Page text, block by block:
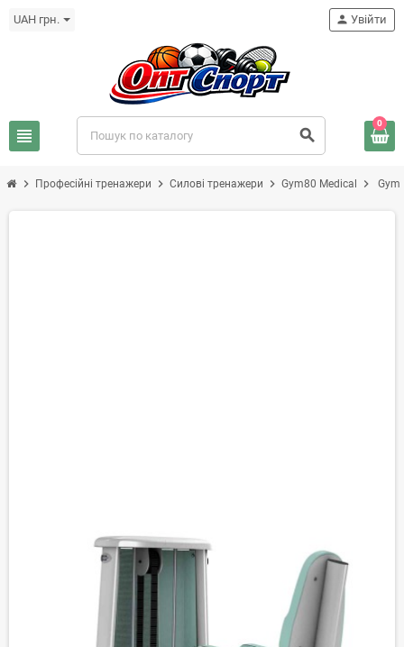
UAH грн.
view_headline search
person Увійти
0
chevron_right Професійні тренажери chevron_right Силові тренажери chevron_right Gym80 Medical chevron_right